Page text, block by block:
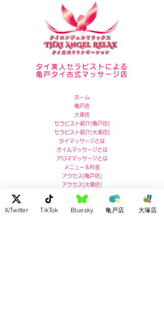
タイ美人セラピストによる
亀戸タイ古式マッサージ店
ホーム
亀戸店
​大塚店
セラピスト紹介[亀戸店]
セラピスト紹介[大塚店]
タイマッサージとは
オイルマッサージとは
アロママッサージとは
メニュー＆料金
アクセス [亀戸店]
アクセス [大塚店]
ブログ
セラピスト募集
X/Twitter TikTok Bluesky 亀戸店 大塚店